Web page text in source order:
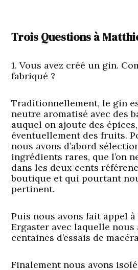
Trois Questions à
1. Vous avez créé un gin.
fabriqué ?
Traditionnellement, le gin
neutre aromatisé avec des
auquel on ajoute des
éventuellement des fruits.
nous avons d’abord
ingrédients rares, que l’on
dans les deux cents
boutique et qui pourtant
pertinent.
Puis nous avons fait appel
Ergaster avec laquelle nous
centaines d’essais de
Finalement nous avons